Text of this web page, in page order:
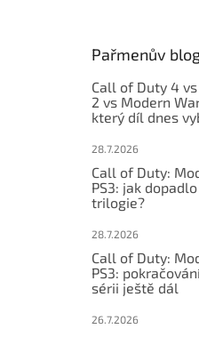
Pařmenův
Call of Duty 4
2 vs Modern
který díl dnes
28.7.2026
Call of Duty:
PS3: jak
trilogie?
28.7.2026
Call of Duty:
PS3:
sérii ještě dál
26.7.2026